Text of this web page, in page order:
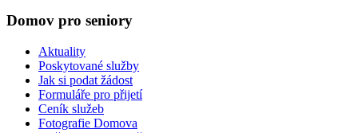
Domov pro seniory
Aktuality
Poskytované služby
Jak si podat žádost
Formuláře pro přijetí
Ceník služeb
Fotografie Domova